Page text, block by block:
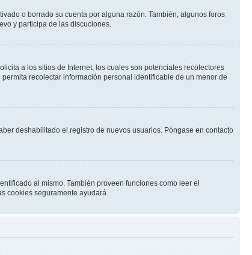
o borrado su cuenta por alguna razón. También, algunos foros
y participa de las discuciones.
a los sitios de Internet, los cuales son potenciales recolectores
recolectar información personal identificable de un menor de
deshabilitado el registro de nuevos usuarios. Póngase en contacto
al mismo. También proveen funciones como leer el
cookies seguramente ayudará.